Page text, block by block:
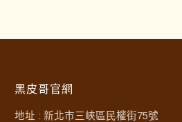
黑皮哥官網
地址 : 新北市三峽區民權街75號